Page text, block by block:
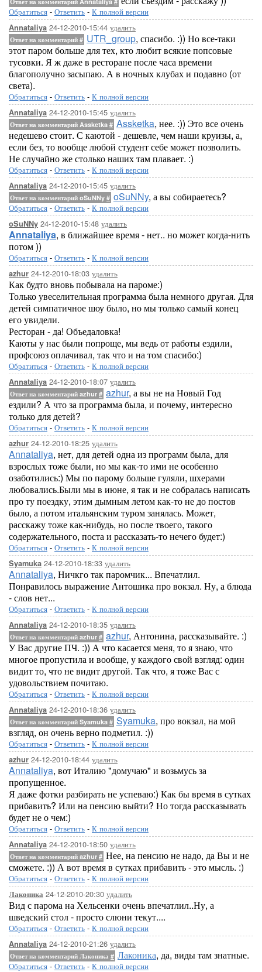
Обратиться - Ответить - К полной версии
Annataliya 24-12-2010-15:44 удалить
Ответ на комментарий # UTR_group, спасибо. :)) Но все-таки
этот паром больше для тех, кто любит всякие попсовые
тусовки. Я ж даже в ресторане после часа времени
благополучно засыпаю. А в ночных клубах и подавно (от
света).
Обратиться - Ответить - К полной версии
Annataliya 24-12-2010-15:45 удалить
Ответ на комментарий Assketka # Assketka, нее. :)) Это все очень
недешево стоит. С каютой - дешевле, чем наши круизы, а,
если без, то вообще любой студент себе может позволить.
Не случайно же столько наших там плавает. :)
Обратиться - Ответить - К полной версии
Annataliya 24-12-2010-15:45 удалить
Ответ на комментарий oSuNNy # oSuNNy, а вы собираетесь?
Обратиться - Ответить - К полной версии
oSuNNy 24-12-2010-15:48 удалить
Annataliya, в ближайшее время - нет.. но может когда-нить
потом ))
Обратиться - Ответить - К полной версии
azhur 24-12-2010-18:03 удалить
Как будто вновь побывала на пароме:)
Только увеселительная программа была немного другая. Для
детей симпатичное шоу было, но мы только самый конец
его увидели.
Ресторан - да! Объедаловка!
Каюты у нас были попроще, мы ведь от работы ездили,
профсоюз оплачивал, так что и на том спасибо:)
Обратиться - Ответить - К полной версии
Annataliya 24-12-2010-18:07 удалить
Ответ на комментарий azhur # azhur, а вы не на Новый Год
ездили? А что за программа была, и почему, интересно
только для детей?
Обратиться - Ответить - К полной версии
azhur 24-12-2010-18:25 удалить
Annataliya, нет, для детей одна из программ была, для
взрослых тоже были, но мы как-то ими не особенно
озаботились:) Мы по парому больше гуляли, шхерами
любовались.Были мы в июне, я так и не собралась написать
про ту поездку, этим дымным летом как-то не до постов
было, а потом итальянским туром занялась. Может,
расскажу тоже как-нибудь, но после твоего, такого
содержательного, поста и рассказать-то нечего будет:)
Обратиться - Ответить - К полной версии
Syamuka 24-12-2010-18:33 удалить
Annataliya, Ничкго так паромчик... Впечатлил.
Понравилось выражение Антошика про вокзал. Ну, а блюда
- слов нет...
Обратиться - Ответить - К полной версии
Annataliya 24-12-2010-18:35 удалить
Ответ на комментарий azhur # azhur, Антонина, рассказывайте. :)
У Вас другие ПЧ. :)) А что касается меня, то я знаю, что
многое пропустила и вообще, у каждого свой взгляд: один
видит то, что не видит другой. Так что, я тоже Вас с
удовольствием почитаю.
Обратиться - Ответить - К полной версии
Annataliya 24-12-2010-18:36 удалить
Ответ на комментарий Syamuka # Syamuka, про вокзал, на мой
взгляд, он очень верно подметил. :))
Обратиться - Ответить - К полной версии
azhur 24-12-2010-18:44 удалить
Annataliya, вот Италию "домучаю" и возьмусь за
пропущенное.
Я даже фотки разбирать не успеваю:) Как бы время в сутках
прибавить? Или на пенсию выйти? Но тогда рассказывать
будет не о чем:)
Обратиться - Ответить - К полной версии
Annataliya 24-12-2010-18:50 удалить
Ответ на комментарий azhur # Нее, на пенсию не надо, да Вы и не
сможете. :)) А вот время в сутках прибавить - это мысль. :)
Обратиться - Ответить - К полной версии
Лаконика 24-12-2010-20:30 удалить
Вид с парома на Хельсенки очень впечатлил..Ну, а
шведский стол - просто слюни текут....
Обратиться - Ответить - К полной версии
Annataliya 24-12-2010-21:26 удалить
Ответ на комментарий Лаконика # Лаконика, да, виды там знатные.
Обратиться - Ответить - К полной версии